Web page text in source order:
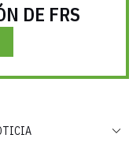
DE FRS